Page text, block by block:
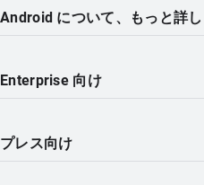
Android について、もっと詳し
Enterprise 向け
プレス向け